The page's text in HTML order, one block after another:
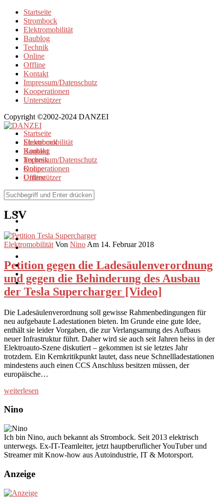
Startseite
Strombock
Elektromobilität
Baublog
Technik
Online
Offline
Kontakt
Impressum/Datenschutz
Kooperationen
Unterstützer
Copyright ©2002-2024 DANZEI
Startseite
Strombock
Kontakt
Impressum/Datenschutz
Kooperationen
Unterstützer
Elektromobilität
Baublog
Technik
Online
Offline
Browse Tag
LSV
Elektromobilität Von Nino Am 14. Februar 2018
Petition gegen die Ladesäulenverordnung
und gegen die Behinderung des Ausbau
der Tesla Supercharger [Video]
Die Ladesäulenverordnung soll gewisse Rahmenbedingungen für
neu aufgebaute Ladestationen bieten. Im Grunde eine gute Idee,
enthält sie leider Vorgaben, die zur Verlangsamung des Aufbaus
neuer Infrastruktur führt. Daher wird sie auch seit Jahren heiss in der
Elektroauto-Szene diskutiert – gekommen ist sie letztes Jahr
trotzdem. Ein Kernkritikpunkt lautet, dass neue Schnellladestationen
mindestens auch einen CCS Anschluss besitzen müssen, der
europäische…
weiterlesen
Nino
Ich bin Nino, auch bekannt als Strombock. Seit 2013 elektrisch
unterwegs. Ex-IT-Teamleiter, jetzt hauptberuflicher YouTuber und
Streamer mit Know-how aus Autoindustrie, IT & Motorsport.
Anzeige